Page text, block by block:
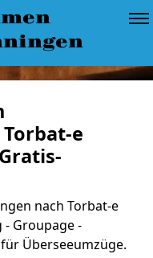
e
nach Torbat-e
- Groupage -
Überseeumzüge.